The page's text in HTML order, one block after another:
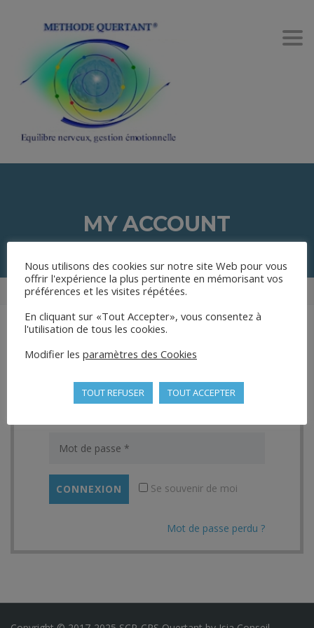
MY ACCOUNT
FORMATION QUERTANT> MY ACCOUNT
Se souvenir de moi
Mot de passe perdu ?
Nous utilisons des cookies sur notre site Web pour vous
offrir l'expérience la plus pertinente en mémorisant vos
préférences et les visites répétées.
En cliquant sur «Tout Accepter», vous consentez à
l'utilisation de tous les cookies.
Modifier les paramètres des Cookies
TOUT REFUSER TOUT ACCEPTER